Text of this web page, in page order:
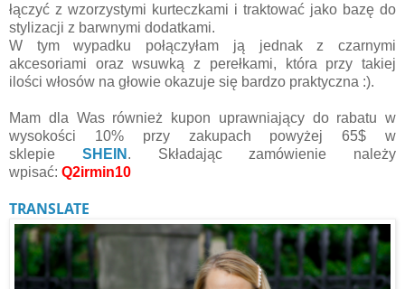
łączyć z wzorzystymi kurteczkami i traktować jako bazę do
stylizacji z barwnymi dodatkami.
W tym wypadku połączyłam ją jednak z czarnymi
akcesoriami oraz wsuwką z perełkami, która przy takiej
ilości włosów na głowie okazuje się bardzo praktyczna :).
Mam dla Was również kupon uprawniający do rabatu w
wysokości 10% przy zakupach powyżej 65$ w
sklepie SHEIN . Składając zamówienie należy
wpisać: Q2irmin10
TRANSLATE